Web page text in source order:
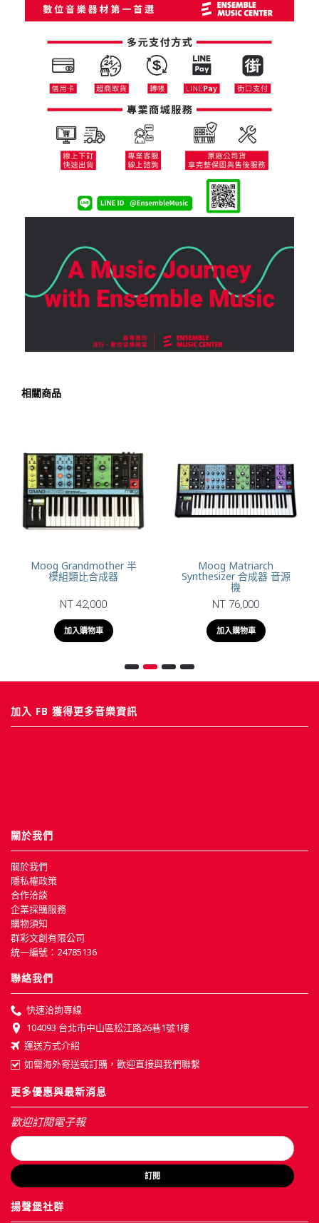
相關商品
KORG miniKORG 700FS
經典復刻合成器
NT 68,500
加入購物車
KORG ARP 2600 M 半模
組類比合成器
NT 58,000
加入購物車
加入 FB 獲得更多音樂資訊
關於我們
關於我們
隱私權政策
合作洽談
企業採購服務
購物須知
群彩文創有限公司
統一編號：24785136
聯絡我們
快速洽詢專線
104093 台北市中山區松江路26巷1號1樓
運送方式介紹
如需海外寄送或訂購，歡迎直接與我們聯繫
更多優惠與最新消息
歡迎訂閱電子報
訂閱
揚聲堡社群